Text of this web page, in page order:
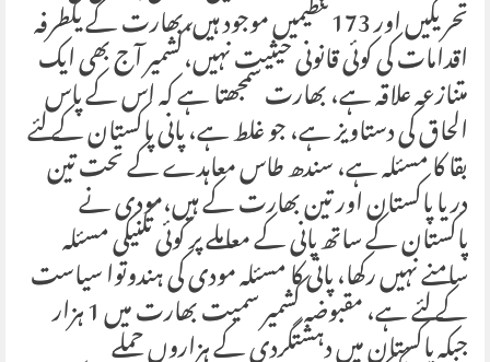
تحریکیں اور 173 تنظیمیں موجود ہیں،بھارت کے یکطرفہ
اقدامات کی کوئی قانونی حیثیت نہیں،کشمیر آج بھی ایک
متنازعہ علاقہ ہے، بھارت سمجھتا ہے کہ اس کے پاس
الحاق کی دستاویز ہے، جو غلط ہے، پانی پاکستان کے لئے
بقا کا مسئلہ ہے، سندھ طاس معاہدے کے تحت تین
دریا پاکستان اور تین بھارت کے ہیں،مودی نے
پاکستان کے ساتھ پانی کے معاملے پر کوئی تکنیکی مسئلہ
سامنے نہیں رکھا، پانی کا مسئلہ مودی کی ہندوتوا سیاست
کے لئے ہے، مقبوضہ کشمیر سمیت بھارت میں 1 ہزار